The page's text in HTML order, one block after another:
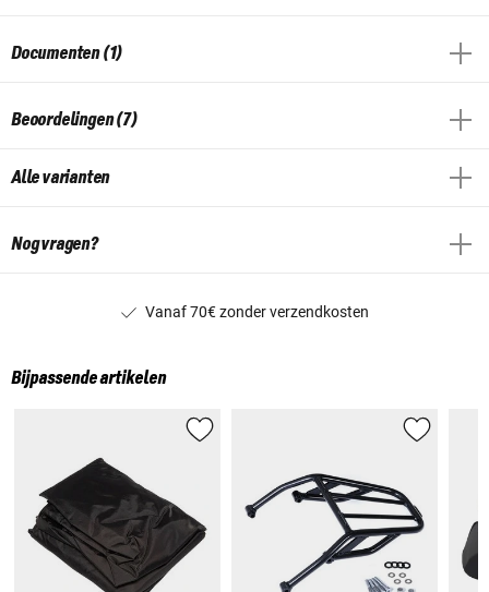
Documenten (1)
Beoordelingen (7)
Alle varianten
Nog vragen?
Vanaf 70€ zonder verzendkosten
Bijpassende artikelen